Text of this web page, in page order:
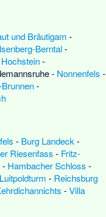
und Bräutigam -
Berntal-
Hochstein-
- Nonnenfels -
-
- Burg Landeck -
Riesenfass - Fritz-
- Hambacher Schloss -
Luitpoldturm - Reichsburg
-Villa